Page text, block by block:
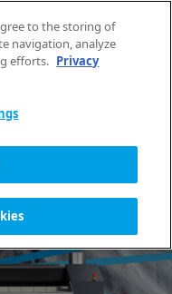
CS
to the storing of
navigation, analyze
efforts. Privacy